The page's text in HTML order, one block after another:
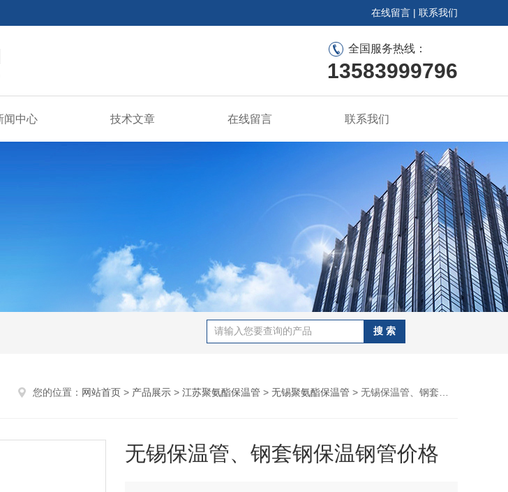
在线留言 | 联系我们
全国服务热线：
13583999796
闻中心 技术文章 在线留言 联系我们
您的位置： 网站首页 > 产品展示 > 江苏聚氨酯保温管 > 无锡聚氨酯保温管 > 无锡保温管、钢套钢保温钢管价格
无锡保温管、钢套钢保温钢管价格